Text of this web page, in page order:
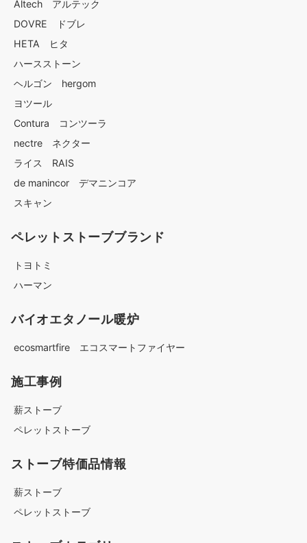
Altech アルテック
DOVRE ドブレ
HETA ヒタ
ハースストーン
ヘルゴン hergom
ヨツール
Contura コンツーラ
nectre ネクター
ライス RAIS
de manincor デマニンコア
スキャン
ペレットストーブブランド
トヨトミ
ハーマン
バイオエタノール暖炉
ecosmartfire エコスマートファイヤー
施工事例
薪ストーブ
ペレットストーブ
ストーブ特価品情報
薪ストーブ
ペレットストーブ